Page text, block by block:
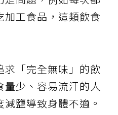
工食品，這類飲食
求「完全無味」的飲
少、容易流汗的人
鹽導致身體不適。